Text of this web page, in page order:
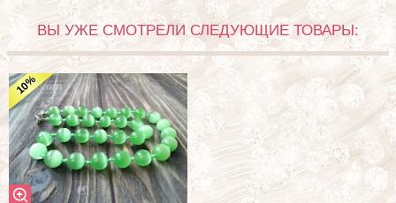
ВЫ УЖЕ СМОТРЕЛИ СЛЕДУЮЩИЕ ТОВАРЫ:
10%